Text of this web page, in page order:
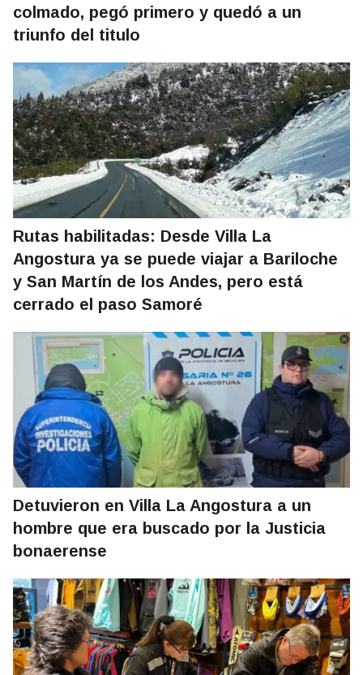
colmado, pegó primero y quedó a un
triunfo del titulo
Rutas habilitadas: Desde Villa La
Angostura ya se puede viajar a Bariloche
y San Martín de los Andes, pero está
cerrado el paso Samoré
Detuvieron en Villa La Angostura a un
hombre que era buscado por la Justicia
bonaerense